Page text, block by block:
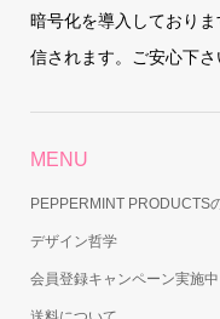
暗号化を導入しており
信されます。ご安心下さ
MENU
PEPPERMINT PRODUCTS
デザイン哲学
会員登録キャンペーン実施中